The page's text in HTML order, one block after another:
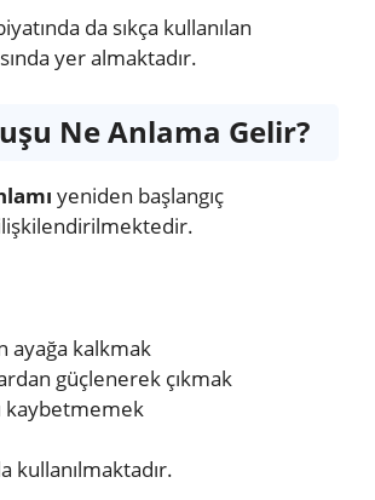
da sıkça kullanılan
yer almaktadır.
Ne Anlama Gelir?
yeniden başlangıç
ayağa kalkmak
güçlenerek çıkmak
kaybetmemek
kullanılmaktadır.